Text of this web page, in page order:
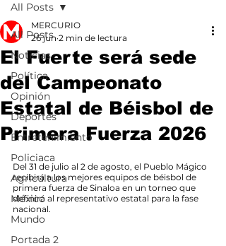
All Posts
Noticias
Política
Opinión
Deportes
Entretenimiento
Policiaca
Agricultura
México
Mundo
Portada 2
All Posts
El Fuerte será sede
del Campeonato
Estatal de Béisbol de
Primera Fuerza 2026
MERCURIO
26 jun 2 min de lectura
Del 31 de julio al 2 de agosto, el Pueblo Mágico
recibirá a los mejores equipos de béisbol de
primera fuerza de Sinaloa en un torneo que
definirá al representativo estatal para la fase
nacional.